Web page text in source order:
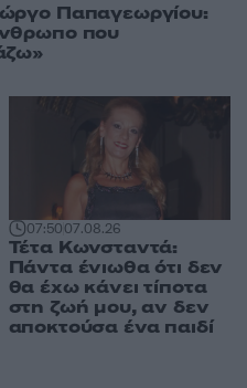
Παπαγεωργίου:
που
07:5007.08.26
Τέτα Κωνσταντά:
Πάντα ένιωθα ότι δεν
θα έχω κάνει τίποτα
στη ζωή μου, αν δεν
αποκτούσα ένα παιδί